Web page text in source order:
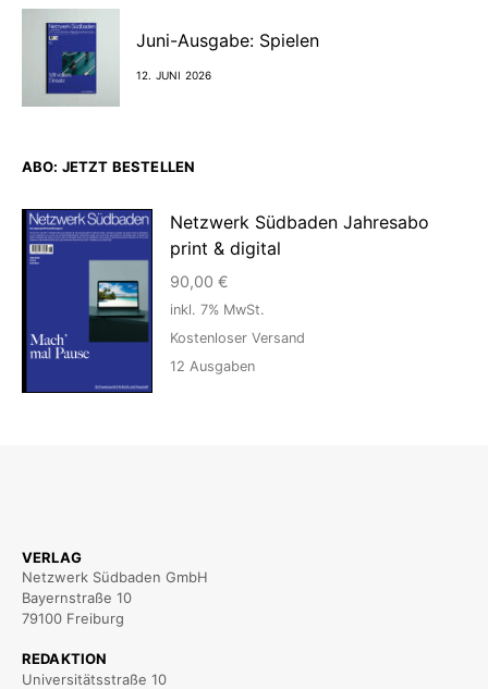
Juni-Ausgabe: Spielen
12. JUNI 2026
ABO: JETZT BESTELLEN
Netzwerk Südbaden Jahresabo
print & digital
90,00 €
inkl. 7% MwSt.
Kostenloser Versand
12 Ausgaben
VERLAG
Netzwerk Südbaden GmbH
Bayernstraße 10
79100 Freiburg
REDAKTION
Universitätsstraße 10